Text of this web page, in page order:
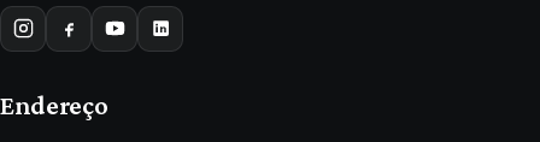
Endereço